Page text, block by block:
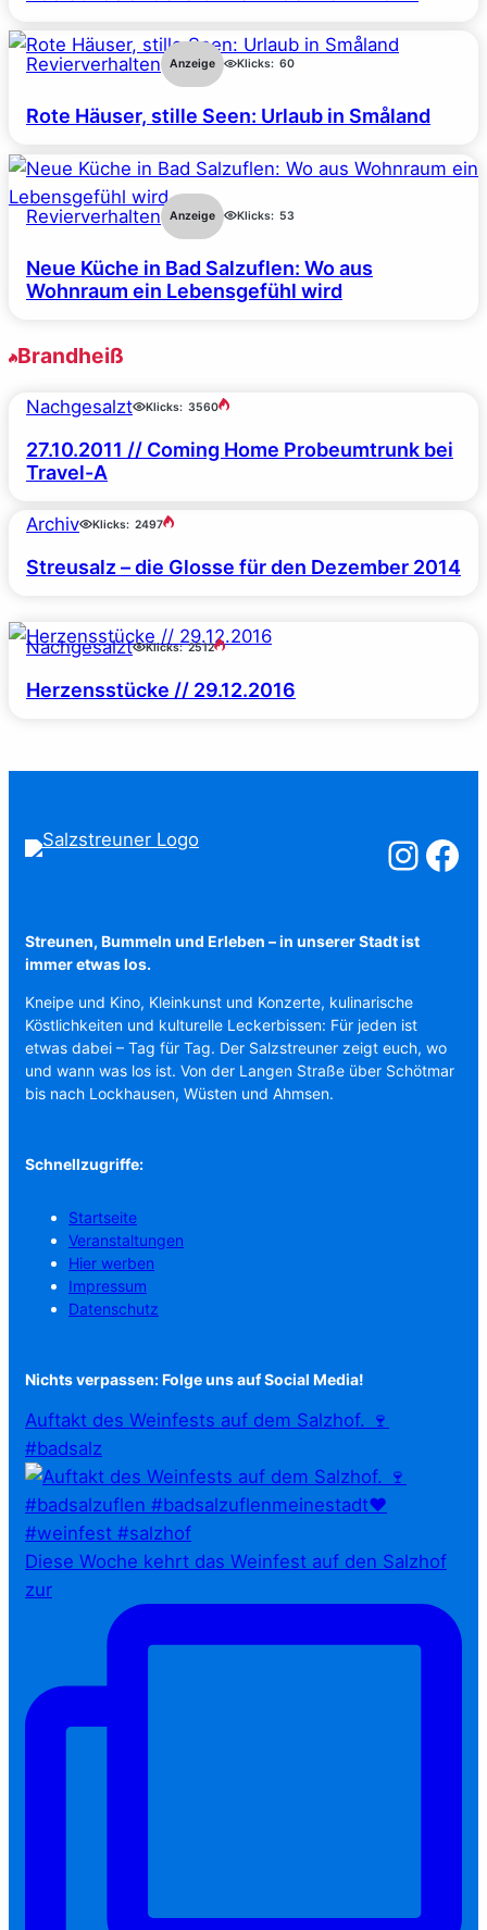
Revierverhalten Anzeige Klicks: 60
Rote Häuser, stille Seen: Urlaub in Småland
Revierverhalten Anzeige Klicks: 53
Neue Küche in Bad Salzuflen: Wo aus
Wohnraum ein Lebensgefühl wird
Brandheiß
Nachgesalzt Klicks: 3560
27.10.2011 // Coming Home Probeumtrunk bei
Travel-A
Archiv Klicks: 2497
Streusalz – die Glosse für den Dezember 2014
Nachgesalzt Klicks: 2512
Herzensstücke // 29.12.2016
Salzstreuner
Streunen, Bummeln und Erleben – in unserer Stadt ist
immer etwas los.
Kneipe und Kino, Kleinkunst und Konzerte, kulinarische
Köstlichkeiten und kulturelle Leckerbissen: Für jeden ist
etwas dabei – Tag für Tag. Der Salzstreuner zeigt euch, wo
und wann was los ist. Von der Langen Straße über Schötmar
bis nach Lockhausen, Wüsten und Ahmsen.
Schnellzugriffe:
Startseite
Veranstaltungen
Hier werben
Impressum
Datenschutz
Nichts verpassen: Folge uns auf Social Media!
Auftakt des Weinfests auf dem Salzhof. 🍷
#badsalz
Diese Woche kehrt das Weinfest auf den Salzhof
zur